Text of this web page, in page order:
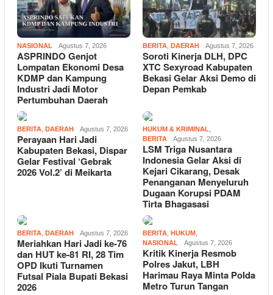
NASIONAL Agustus 7, 2026
ASPRINDO Genjot
Lompatan Ekonomi Desa
KDMP dan Kampung
Industri Jadi Motor
Pertumbuhan Daerah
BERITA DAERAH Agustus 7, 2026
Soroti Kinerja DLH, DPC
XTC Sexyroad Kabupaten
Bekasi Gelar Aksi Demo di
Depan Pemkab
BERITA DAERAH Agustus 7, 2026
Perayaan Hari Jadi
Kabupaten Bekasi, Dispar
Gelar Festival ‘Gebrak
2026 Vol.2’ di Meikarta
HUKUM & KRIMINAL
BERITA
Agustus 7, 2026
LSM Triga Nusantara
Indonesia Gelar Aksi di
Kejari Cikarang, Desak
Penanganan Menyeluruh
Dugaan Korupsi PDAM
Tirta Bhagasasi
BERITA DAERAH Agustus 7, 2026
Meriahkan Hari Jadi ke-76
dan HUT ke-81 RI, 28 Tim
OPD Ikuti Turnamen
Futsal Piala Bupati Bekasi
2026
BERITA HUKUM
NASIONAL
Agustus 7, 2026
Kritik Kinerja Resmob
Polres Jakut, LBH
Harimau Raya Minta Polda
Metro Turun Tangan